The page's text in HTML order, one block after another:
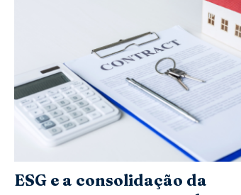
ESG e a consolidação da